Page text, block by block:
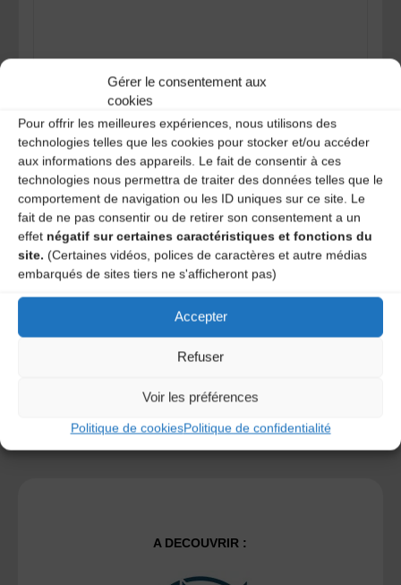
Gérer le consentement aux
cookies
Pour offrir les meilleures expériences, nous utilisons des
technologies telles que les cookies pour stocker et/ou accéder
aux informations des appareils. Le fait de consentir à ces
technologies nous permettra de traiter des données telles que le
comportement de navigation ou les ID uniques sur ce site. Le
fait de ne pas consentir ou de retirer son consentement a un
effet négatif sur certaines caractéristiques et fonctions du
site. (Certaines vidéos, polices de caractères et autre médias
embarqués de sites tiers ne s'afficheront pas)
Accepter
Refuser
Voir les préférences
Politique de cookiesPolitique de confidentialité
Save my name, email, and site URL in my browser for next
time I post a comment.
Ce site utilise Akismet pour réduire les indésirables.
savoir plus sur la façon dont les données de vos
commentaires sont traitées.
A DECOUVRIR :